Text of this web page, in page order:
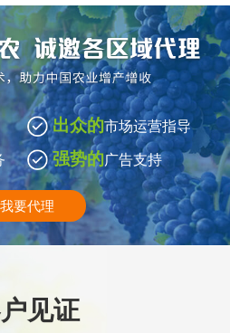
出众的市场运营指导
强势的广告支持
我要代理
见证